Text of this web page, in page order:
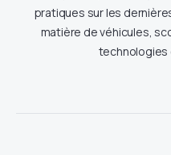
pratiques sur les
matière de véhicules,
technologies